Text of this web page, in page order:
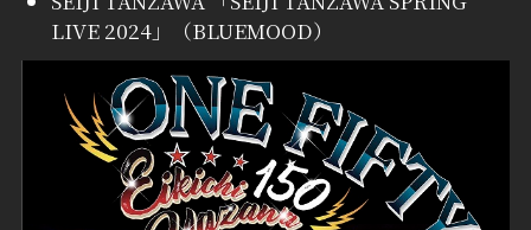
LIVE 2024」（BLUEMOOD）